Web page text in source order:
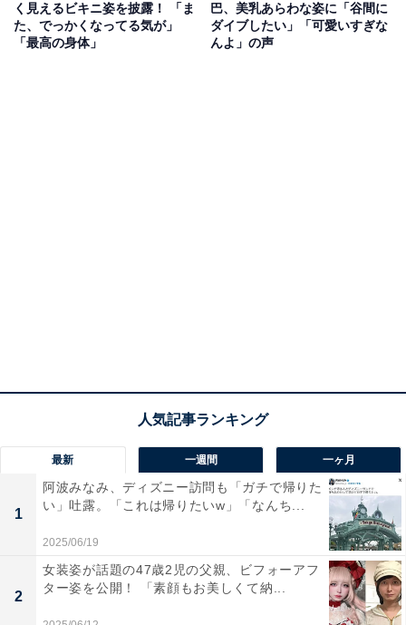
く見えるビキニ姿を披露！ 「ま
た、でっかくなってる気が」
「最高の身体」
巴、美乳あらわな姿に「谷間に
ダイブしたい」「可愛いすぎな
んよ」の声
最新 一週間 一ヶ月
1
阿波みなみ、ディズニー訪問も「ガチで帰りた
い」吐露。「これは帰りたいw」「なんち...
2025/06/19
2
女装姿が話題の47歳2児の父親、ビフォーアフ
ター姿を公開！ 「素顔もお美しくて納...